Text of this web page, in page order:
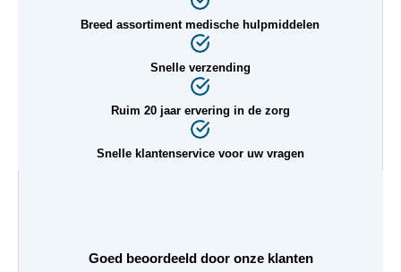
Breed assortiment medische hulpmiddelen
Snelle verzending
Ruim 20 jaar ervering in de zorg
Snelle klantenservice voor uw vragen
Goed beoordeeld door onze klanten